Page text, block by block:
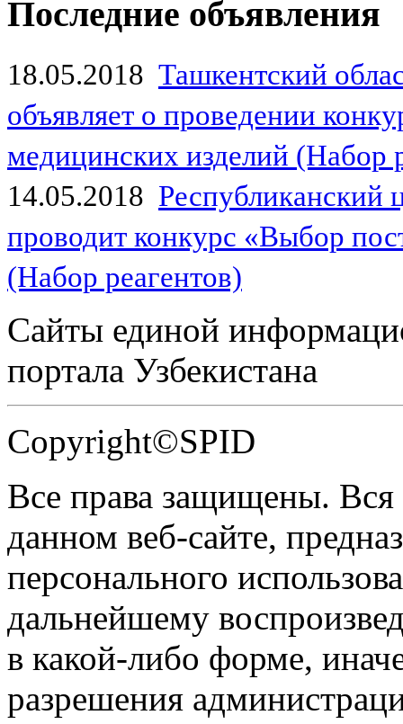
Последние объявления
18.05.2018 Ташкентский
объявляет о проведении
медицинских изделий (Набор
14.05.2018
проводит конкурс «Выбор
(Набор реагентов)
Сайты единой
портала Узбекистана
Copyright©SPID
Все права защищены.
данном веб-сайте,
персонального
дальнейшему
в какой-либо форме,
разрешения